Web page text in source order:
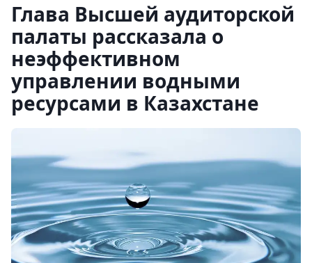
Глава Высшей аудиторской
палаты рассказала о
неэффективном
управлении водными
ресурсами в Казахстане